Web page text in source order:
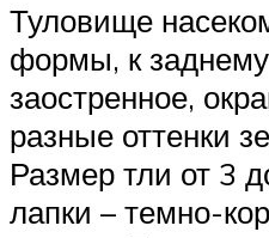
Туловище
формы, к заднему
заостренное,
разные оттенки
Размер тли от 3
лапки – темно-